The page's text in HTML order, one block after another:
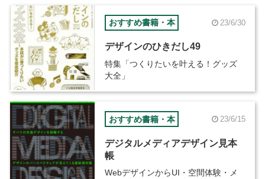
おすすめ書籍・本 23/6/30
デザインのひきだし49
特集「つくりたいを叶える！グッズ
大全」
おすすめ書籍・本 23/6/15
デジタルメディアデザイン見本
帳
WebデザインからUI・空間体験・メ